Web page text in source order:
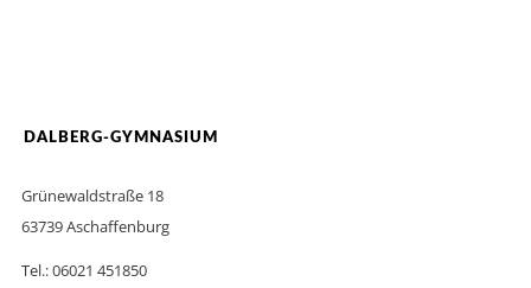
DALBERG-GYMNASIUM
Grünewaldstraße 18
63739 Aschaffenburg
Tel.: 06021 451850